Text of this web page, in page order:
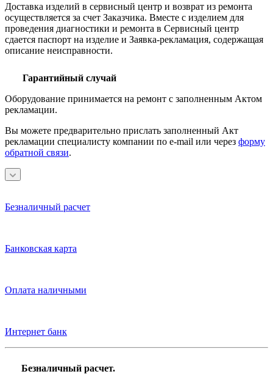
Доставка изделий в сервисный центр и возврат из ремонта
осуществляется за счет Заказчика. Вместе с изделием для
проведения диагностики и ремонта в Сервисный центр
сдается паспорт на изделие и Заявка-рекламация, содержащая
описание неисправности.
Гарантийный случай
Оборудование принимается на ремонт с заполненным Актом
рекламации.
Вы можете предварительно прислать заполненный Акт
рекламации специалисту компании по e-mail или через форму
обратной связи.
Безналичный расчет
Банковская карта
Оплата наличными
Интернет банк
Безналичный расчет.